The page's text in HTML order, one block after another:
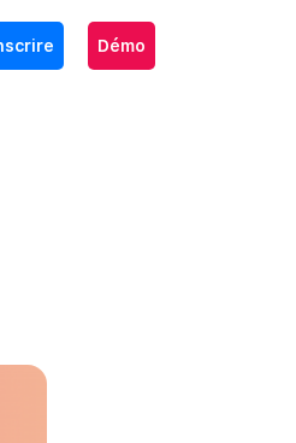
Démo